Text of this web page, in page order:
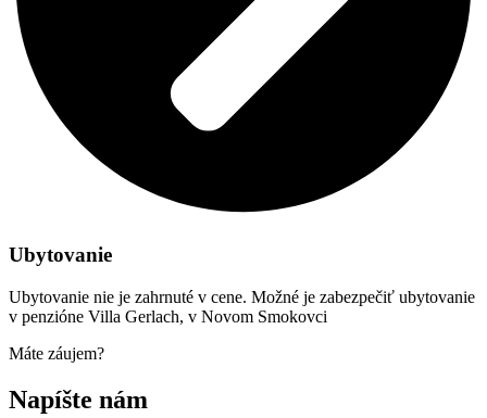
Ubytovanie
Ubytovanie nie je zahrnuté v cene. Možné je zabezpečiť ubytovanie
v penzióne Villa Gerlach, v Novom Smokovci
Máte záujem?
Napíšte nám